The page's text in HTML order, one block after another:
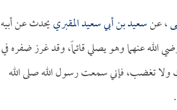
، عنسعيد بن أبي سعيد المقبرييحدث عن أبيه
الله عنهما وهو يصلي قائماً، وقد غرز ضفره في
ولا تغضب، فإني سمعت رسول الله صلى الله